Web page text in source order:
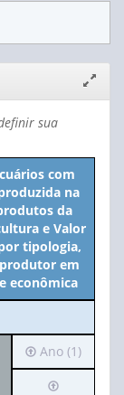
janela
sua
com
na
da
e Valor
tipologia,
em
econômica
Irá
para
Ano (1)
Irá